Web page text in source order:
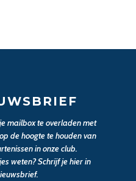
mailbox te overladen met
de hoogte te houden van
in onze club.
weten? Schrijf je hier in